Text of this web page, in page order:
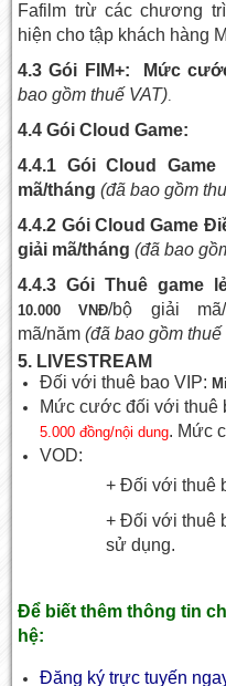
Fafilm trừ các chương
hiện cho tập khách hàng
4.3 Gói FIM+: Mức
bao gồm thuế VAT)
4.4 Gói Cloud Game:
4.4.1 Gói Cloud
mã/tháng(đã bao gồm
4.4.2 Gói Cloud Game
giải mã/tháng(đã bao
4.4.3 Gói Thuê game
10.000 VNĐ/bộ giải
mã/năm (đã bao gồm thuế
5. LIVESTREAM
Đối với thuê bao VIP:
Mức cước đối với thuê
5.000 đồng/nội dung. Mức
VOD:
+ Đối với thuê
+ Đối với thuê
sử dụng.
Để biết thêm thông tin
hệ:
Đăng ký trực tuyến